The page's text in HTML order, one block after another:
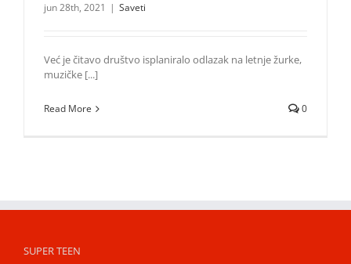
jun 28th, 2021 | Saveti
Već je čitavo društvo isplaniralo odlazak na letnje žurke,
muzičke [...]
Read More 0
SUPER TEEN